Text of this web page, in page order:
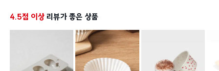
4.5점 이상 리뷰가 좋은 상품